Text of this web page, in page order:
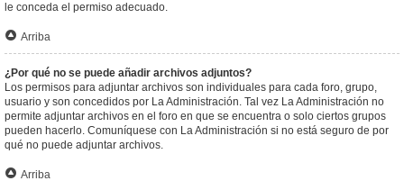
le conceda el permiso adecuado.
Arriba
¿Por qué no se puede añadir archivos adjuntos?
Los permisos para adjuntar archivos son individuales para cada foro, grupo,
usuario y son concedidos por La Administración. Tal vez La Administración no
permite adjuntar archivos en el foro en que se encuentra o solo ciertos grupos
pueden hacerlo. Comuníquese con La Administración si no está seguro de por
qué no puede adjuntar archivos.
Arriba